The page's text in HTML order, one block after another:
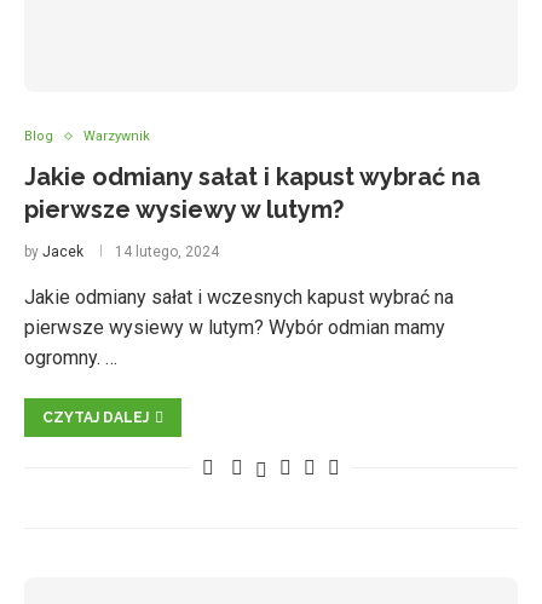
Blog Warzywnik
Jakie odmiany sałat i kapust wybrać na
pierwsze wysiewy w lutym?
by Jacek 14 lutego, 2024
Jakie odmiany sałat i wczesnych kapust wybrać na
pierwsze wysiewy w lutym? Wybór odmian mamy
ogromny. …
CZYTAJ DALEJ